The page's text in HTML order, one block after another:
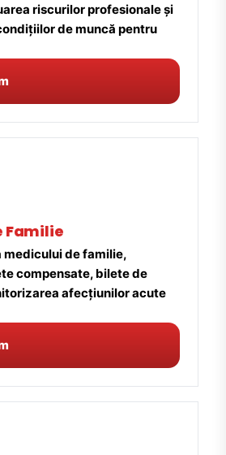
riscurilor profesionale și
de muncă pentru
Familie
medicului de familie,
compensate, bilete de
afecțiunilor acute